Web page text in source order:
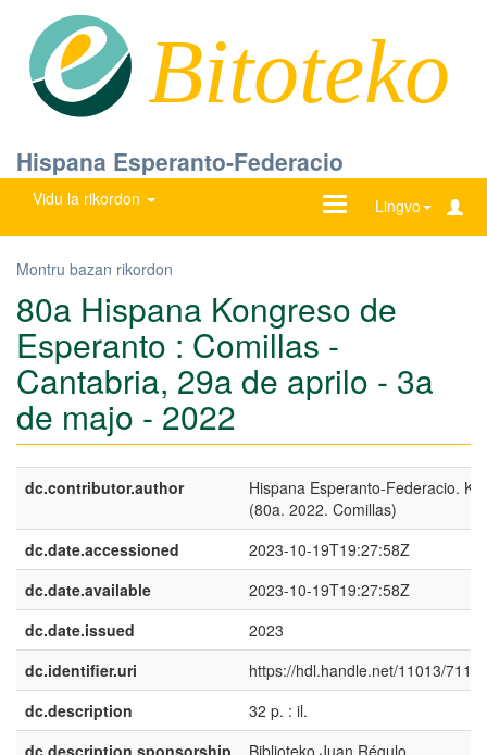
Bitoteko
Hispana Esperanto-Federacio
Vidu la rikordon Lingvo
Ŝanĝu
Montru bazan rikordon
80a Hispana Kongreso de
Esperanto : Comillas -
Cantabria, 29a de aprilo - 3a
de majo - 2022
dc.contributor.author
Hispana Esperanto-Federacio.
(80a. 2022. Comillas)
dc.date.accessioned
2023-10-19T19:27:58Z
dc.date.available
2023-10-19T19:27:58Z
dc.date.issued
2023
dc.identifier.uri
https://hdl.handle.net/11013/7114
dc.description
32 p. : il.
dc.description.sponsorship
Biblioteko Juan Régulo